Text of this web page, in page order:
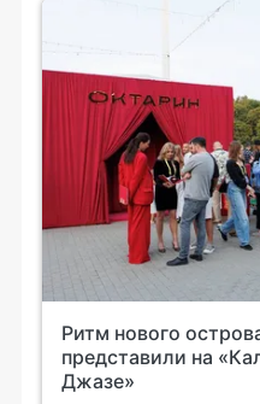
Ритм нового
представили на
Джазе»